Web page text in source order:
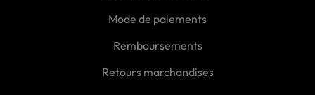
Mode de paiements
Remboursements
Retours marchandises